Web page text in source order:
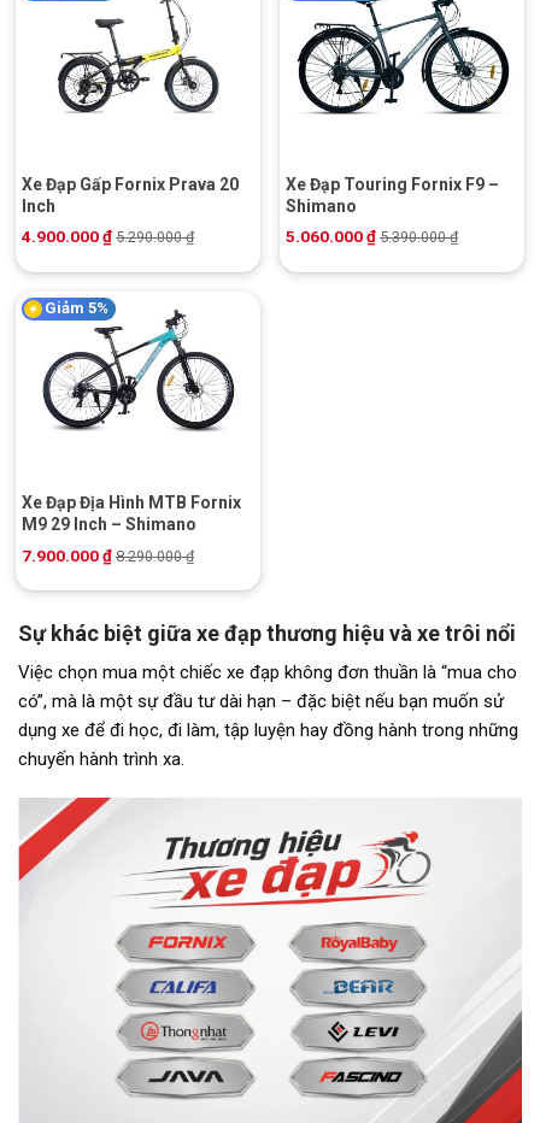
Xe Đạp Gấp Fornix Prava 20
Inch
4.900.000₫ 5.290.000₫
Xe Đạp Touring Fornix F9 –
Shimano
5.060.000₫ 5.390.000₫
Giảm 5%
Xe Đạp Địa Hình MTB Fornix
M9 29 Inch – Shimano
7.900.000₫ 8.290.000₫
Sự khác biệt giữa xe đạp thương hiệu và xe trôi nổi
Việc chọn mua một chiếc xe đạp không đơn thuần là “mua cho
có”, mà là một sự đầu tư dài hạn – đặc biệt nếu bạn muốn sử
dụng xe để đi học, đi làm, tập luyện hay đồng hành trong những
chuyến hành trình xa.